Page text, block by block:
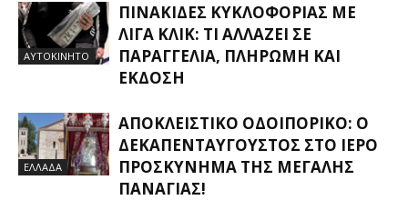
ΑΥΤΟΚΙΝΗΤΟ
ΠΙΝΑΚΊΔΕΣ ΚΥΚΛΟΦΟΡΊΑΣ ΜΕ
ΛΊΓΑ ΚΛΙΚ: ΤΙ ΑΛΛΆΖΕΙ ΣΕ
ΠΑΡΑΓΓΕΛΊΑ, ΠΛΗΡΩΜΉ ΚΑΙ
ΈΚΔΟΣΗ
ΕΛΛΑΔΑ
ΑΠΟΚΛΕΙΣΤΙΚΟ ΟΔΟΙΠΟΡΙΚΟ: Ο
ΔΕΚΑΠΕΝΤΑΎΓΟΥΣΤΟΣ ΣΤΟ ΙΕΡΌ
ΠΡΟΣΚΎΝΗΜΑ ΤΗΣ ΜΕΓΆΛΗΣ
ΠΑΝΑΓΊΑΣ!